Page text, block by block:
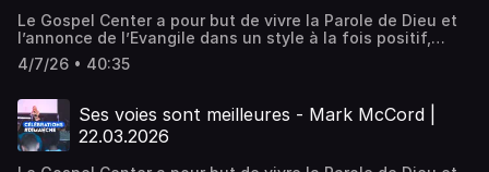
puissance.
Le Gospel Center a pour but de vivre la Parole de Dieu et
l’annonce de l’Evangile dans un style à la fois positif,
pratique et puissant. Positif, en encourageant un style de
vie chrétien qui motive, construit et développe les dons
activités qui rejoignent la vie de tous les jours. Puissant,
en vivant la dimension de la guérison et du miraculeux.
Nous sommes une église désirant vivre la présence
4/7/26 • 40:35
Ses voies sont meilleures - Mark McCord |
22.03.2026